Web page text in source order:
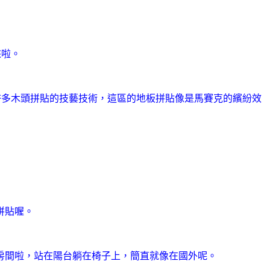
。
木頭拼貼的技藝技術，這區的地板拼貼像是馬賽克的繽紛效
喔。
啦，站在陽台躺在椅子上，簡直就像在國外呢。